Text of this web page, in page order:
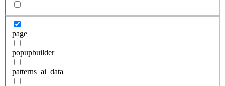
page
popupbuilder
patterns_ai_data